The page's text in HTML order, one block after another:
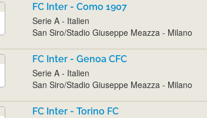
FC Inter - Como 1907
Serie A - Italien
San Siro/Stadio Giuseppe Meazza - Milano
FC Inter - Genoa CFC
Serie A - Italien
San Siro/Stadio Giuseppe Meazza - Milano
FC Inter - Torino FC